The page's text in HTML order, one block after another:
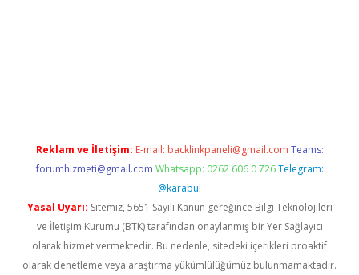
Reklam ve İletişim: E-mail: backlinkpaneli@gmail.com Teams:
forumhizmeti@gmail.com Whatsapp: 0262 606 0 726 Telegram:
@karabul
Yasal Uyarı: Sitemiz, 5651 Sayılı Kanun gereğince Bilgi Teknolojileri
ve İletişim Kurumu (BTK) tarafından onaylanmış bir Yer Sağlayıcı
olarak hizmet vermektedir. Bu nedenle, sitedeki içerikleri proaktif
olarak denetleme veya araştırma yükümlülüğümüz bulunmamaktadır.